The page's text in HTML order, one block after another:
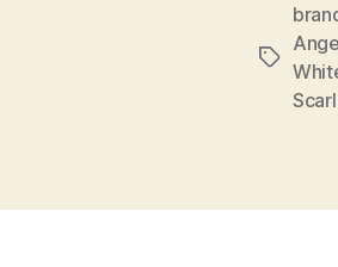
Tags